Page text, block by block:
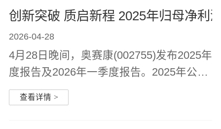
创新突破 质启新程 2025年归母净利
2026-04-28
4月28日晚间，奥赛康(002755)发布2025年
度报告及2026年一季度报告。2025年公司
实现营业收入17.79亿元；归母净利润2.37
亿元，同比增长47.60%；全年研发投入
查看详情 >